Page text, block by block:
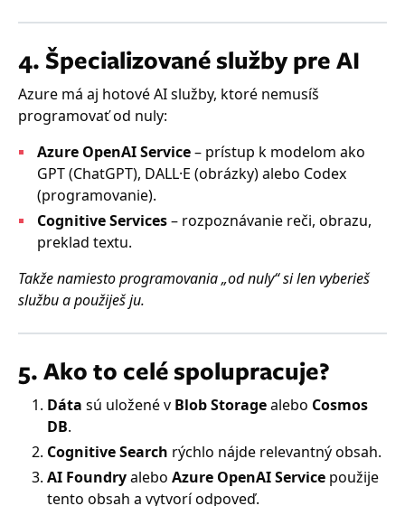
4. Špecializované služby pre AI
Azure má aj hotové AI služby, ktoré nemusíš
programovať od nuly:
Azure OpenAI Service– prístup k modelom ako
GPT (ChatGPT), DALL·E (obrázky) alebo Codex
(programovanie).
Cognitive Services– rozpoznávanie reči, obrazu,
preklad textu.
Takže namiesto programovania „od nuly“ si len vyberieš
službu a použiješ ju.
5. Ako to celé spolupracuje?
Dáta sú uložené v Blob Storagealebo Cosmos
DB.
Cognitive Search rýchlo nájde relevantný obsah.
AI Foundryalebo Azure OpenAI Service použije
tento obsah a vytvorí odpoveď.